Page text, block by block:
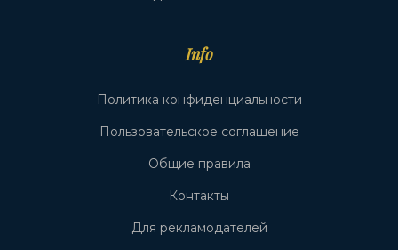
Info
Политика конфиденциальности
Пользовательское соглашение
Общие правила
Контакты
Для рекламодателей